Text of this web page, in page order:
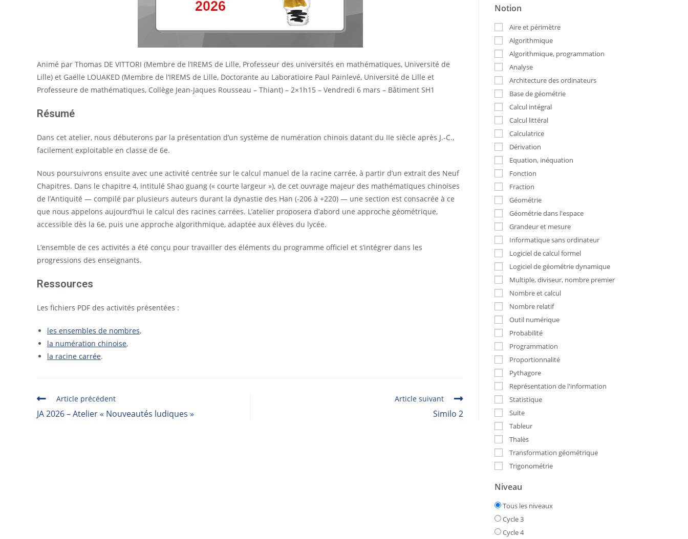
Animé par Thomas DE VITTORI (Membre de l’IREMS de Lille, Professeur des universités en mathématiques, Université de
Lille) et Gaëlle LOUAKED (Membre de l’IREMS de Lille, Doctorante au Laboratioire Paul Painlevé, Université de Lille et
Professeure de mathématiques, Collège Jean-Jaques Rousseau – Thiant) – 2×1h15 – Vendredi 6 mars – Bâtiment SH1
Résumé
Dans cet atelier, nous débuterons par la présentation d’un système de numération chinois datant du IIe siècle après J.-C.,
facilement exploitable en classe de 6e.
Nous poursuivrons ensuite avec une activité centrée sur le calcul manuel de la racine carrée, à partir d’un extrait des Neuf
Chapitres. Dans le chapitre 4, intitulé Shao guang (« courte largeur »), de cet ouvrage majeur des mathématiques chinoises
de l’Antiquité — compilé par plusieurs auteurs durant la dynastie des Han (-206 à +220) — une section est consacrée à ce
que nous appelons aujourd’hui le calcul des racines carrées. L’atelier proposera d’abord une approche géométrique,
accessible dès la 6e, puis une approche algorithmique, adaptée aux élèves du lycée.
L’ensemble de ces activités a été conçu pour travailler des éléments du programme officiel et s’intégrer dans les
progressions des enseignants.
Ressources
Les fichiers PDF des activités présentées :
les ensembles de nombres,
la numération chinoise,
la racine carrée.
Article précédent
JA 2026 – Atelier « Nouveautés ludiques »
Article suivant
Similo 2
Notion
Aire et périmètre
Algorithmique
Algorithmique, programmation
Analyse
Architecture des ordinateurs
Base de géométrie
Calcul intégral
Calcul littéral
Calculatrice
Dérivation
Equation, inéquation
Fonction
Fraction
Géométrie
Géométrie dans l'espace
Grandeur et mesure
Informatique sans ordinateur
Logiciel de calcul formel
Logiciel de géométrie dynamique
Multiple, diviseur, nombre premier
Nombre et calcul
Nombre relatif
Outil numérique
Probabilité
Programmation
Proportionnalité
Pythagore
Représentation de l'information
Statistique
Suite
Tableur
Thalès
Transformation géométrique
Trigonométrie
Niveau
Tous les niveaux
Cycle 3
Cycle 4